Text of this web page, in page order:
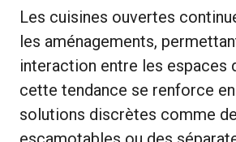
Les cuisines ouvertes
les aménagements,
interaction entre les espaces
cette tendance se renforce
solutions discrètes comme